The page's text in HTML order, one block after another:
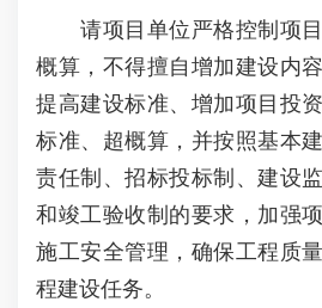
请项目单位严格控制项目
概算，不得擅自增加建设内
提高建设标准、增加项目投
标准、超概算，并按照基本
责任制、招标投标制、建设
和竣工验收制的要求，加强
施工安全管理，确保工程质
程建设任务。